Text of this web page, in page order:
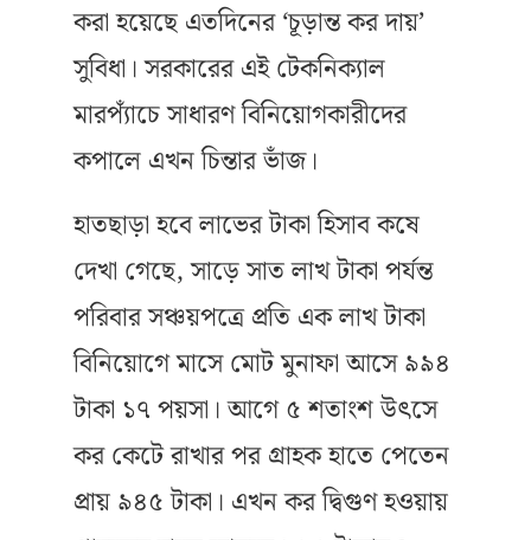
করা হয়েছে এতদিনের ‘চূড়ান্ত কর দায়’
সুবিধা। সরকারের এই টেকনিক্যাল
মারপ্যাঁচে সাধারণ বিনিয়োগকারীদের
কপালে এখন চিন্তার ভাঁজ।
হাতছাড়া হবে লাভের টাকা হিসাব কষে
দেখা গেছে, সাড়ে সাত লাখ টাকা পর্যন্ত
পরিবার সঞ্চয়পত্রে প্রতি এক লাখ টাকা
বিনিয়োগে মাসে মোট মুনাফা আসে ৯৯৪
টাকা ১৭ পয়সা। আগে ৫ শতাংশ উৎসে
কর কেটে রাখার পর গ্রাহক হাতে পেতেন
প্রায় ৯৪৫ টাকা। এখন কর দ্বিগুণ হওয়ায়